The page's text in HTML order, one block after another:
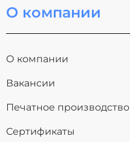
О компании
О компании
Вакансии
Печатное производство
Сертификаты